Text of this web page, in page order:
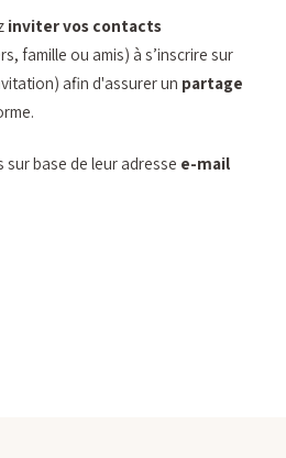
inviter vos contacts
famille ou amis) à s’inscrire sur
afin d'assurer un partage
base de leur adresse e-mail